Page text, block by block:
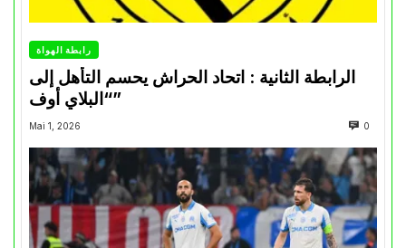
رابطة الهواة
الرابطة الثانية : اتحاد الحراش يحسم التأهل إلى
“البلاي أوف”
Mai 1, 2026 0